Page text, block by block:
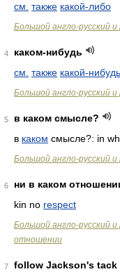
см. также какой-либо
Большой англо-русский и
4
каком-нибудь
см. также какой-нибудь
Большой англо-русский и
5
в каком смысле?
в каком смысле?: in
Большой англо-русский и
6
ни в каком
kin no respect
Большой англо-русский и
отношении
7
follow Jackson's tack